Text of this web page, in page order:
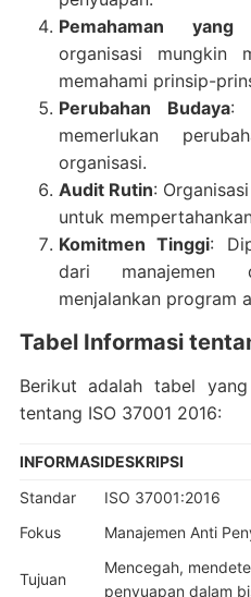
Pemahaman yang
organisasi mungkin
memahami prinsip-
Perubahan Budaya:
memerlukan
organisasi.
Audit Rutin:
untuk
Komitmen Tinggi:
dari manajemen
menjalankan program
Tabel Informasi
Berikut adalah tabel
tentang ISO 37001 2016:
INFORMASIDESKRIPSI
Standar
ISO 37001:2016
Fokus
Manajemen Anti
Tujuan
Mencegah,
penyuapan dalam